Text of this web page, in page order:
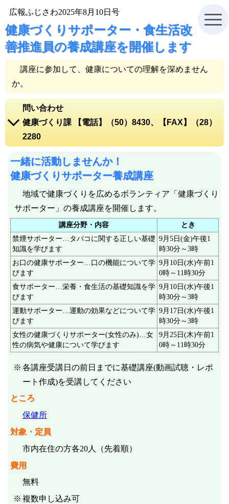
広報ふじさわ2025年8月10日号
健康づくりサポーター・食生活改
善推進員の養成講座を開催します
講座に参加して、健康についての理解を深めません
か。
問い合わせ
健康づくり課 【電話】（50）8430、【FAX】（28）
2280
電話をかける【電話】(50)8430
健康づくり課ホームページ
地図を表示
一緒に活動しませんか！
健康づくりサポーター養成講座
地域で健康づくりを広めるボランティア「健康づくり
サポーター」の養成講座を開催します。
講座分野・内容
とき
禁煙サポーター…タバコに関する正しい基礎
知識を学びます
9月5日(金)午後1
時30分～3時
お口の健康サポーター…口の機能について学
びます
9月10日(水)午前1
0時～11時30分
食サポーター…栄養・食生活の基礎知識を学
びます
9月10日(水)午後1
時30分～3時
運動サポーター…運動の効果などについて学
びます
9月17日(水)午後1
時30分～3時
女性の健康づくりサポーター(女性のみ)…女
性の病気や健康について学びます
9月25日(木)午前1
0時～11時30分
各講座受講日の前日までに基礎講座(動画試聴・レポ
ート作成)を受講してください
ところ
保健所
対象・定員
市内在住の方各20人（先着順）
費用
無料
複数申し込み可